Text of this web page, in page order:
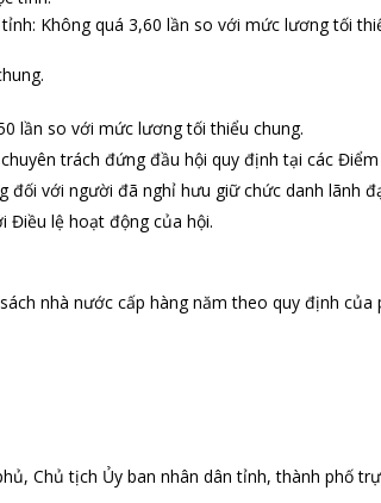
Không quá 3,60 lần so với mức lương tối
lần so với mức lương tối thiểu chung.
trách đứng đầu hội quy định tại các
với người đã nghỉ hưu giữ chức danh lãnh
Điều lệ hoạt động của hội.
nhà nước cấp hàng năm theo quy định của
Chủ tịch Ủy ban nhân dân tỉnh, thành phố